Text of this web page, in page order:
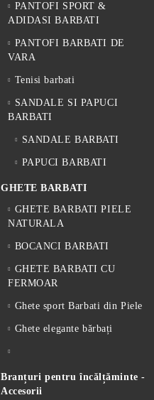
PANTOFI SPORT &
ADIDASI BARBATI
PANTOFI BARBATI DE
VARA
Tenisi barbati
SANDALE SI PAPUCI
BARBATI
SANDALE BARBATI
PAPUCI BARBATI
GHETE BARBATI
GHETE BARBATI PIELE
NATURALA
BOCANCI BARBATI
GHETE BARBATI CU
FERMOAR
Ghete sport Barbati din Piele
Ghete elegante bărbați
Branțuri pentru încălțăminte -
Accesorii